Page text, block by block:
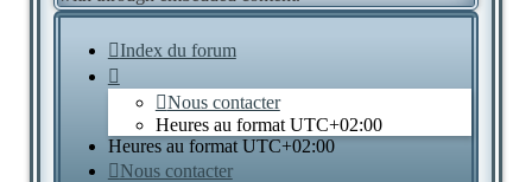
Index du forum
Nous contacter
Heures au format UTC+02:00
Heures au format UTC+02:00
Nous contacter